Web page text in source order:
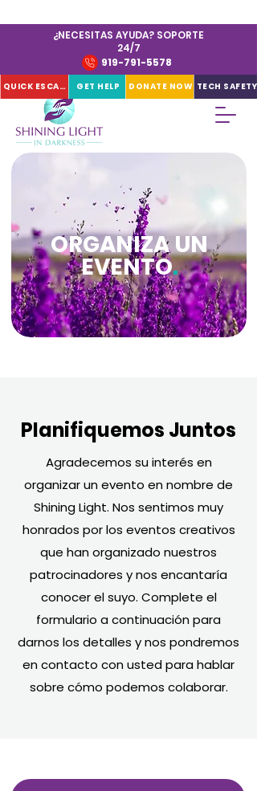
¿NECESITAS AYUDA? SOPORTE
24/7
919-791-5578
QUICK ESCAPE GET HELP DONATE NOW TECH SAFETY
ORGANIZA UN
EVENTO.
Planifiquemos Juntos
Agradecemos su interés en
organizar un evento en nombre de
Shining Light. Nos sentimos muy
honrados por los eventos creativos
que han organizado nuestros
patrocinadores y nos encantaría
conocer el suyo. Complete el
formulario a continuación para
darnos los detalles y nos pondremos
en contacto con usted para hablar
sobre cómo podemos colaborar.